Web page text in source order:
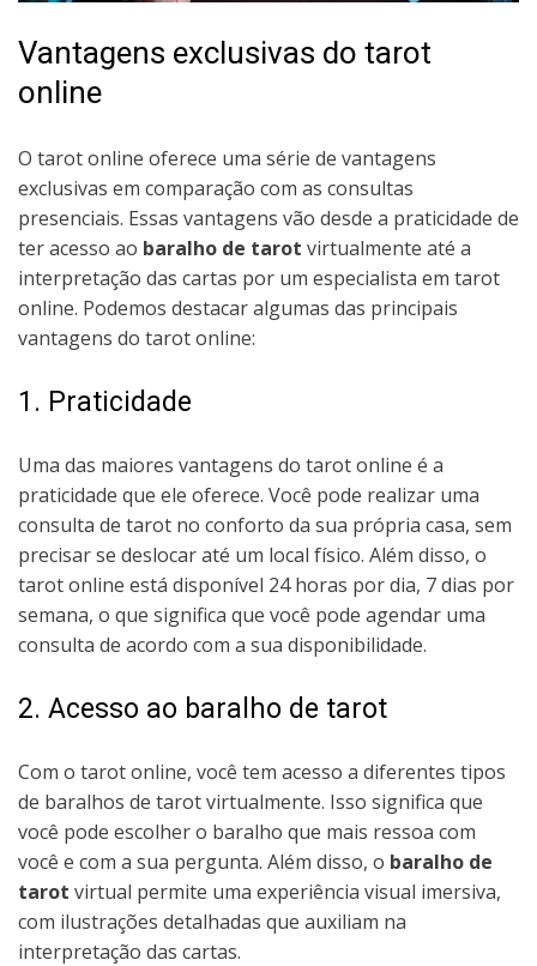
Vantagens exclusivas do tarot
online
O tarot online oferece uma série de vantagens
exclusivas em comparação com as consultas
presenciais. Essas vantagens vão desde a praticidade de
ter acesso ao baralho de tarot virtualmente até a
interpretação das cartas por um especialista em tarot
online. Podemos destacar algumas das principais
vantagens do tarot online:
1. Praticidade
Uma das maiores vantagens do tarot online é a
praticidade que ele oferece. Você pode realizar uma
consulta de tarot no conforto da sua própria casa, sem
precisar se deslocar até um local físico. Além disso, o
tarot online está disponível 24 horas por dia, 7 dias por
semana, o que significa que você pode agendar uma
consulta de acordo com a sua disponibilidade.
2. Acesso ao baralho de tarot
Com o tarot online, você tem acesso a diferentes tipos
de baralhos de tarot virtualmente. Isso significa que
você pode escolher o baralho que mais ressoa com
você e com a sua pergunta. Além disso, o baralho de
tarot virtual permite uma experiência visual imersiva,
com ilustrações detalhadas que auxiliam na
interpretação das cartas.